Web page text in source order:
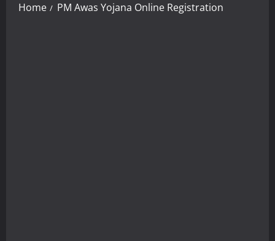
Home PM Awas Yojana Online Registration